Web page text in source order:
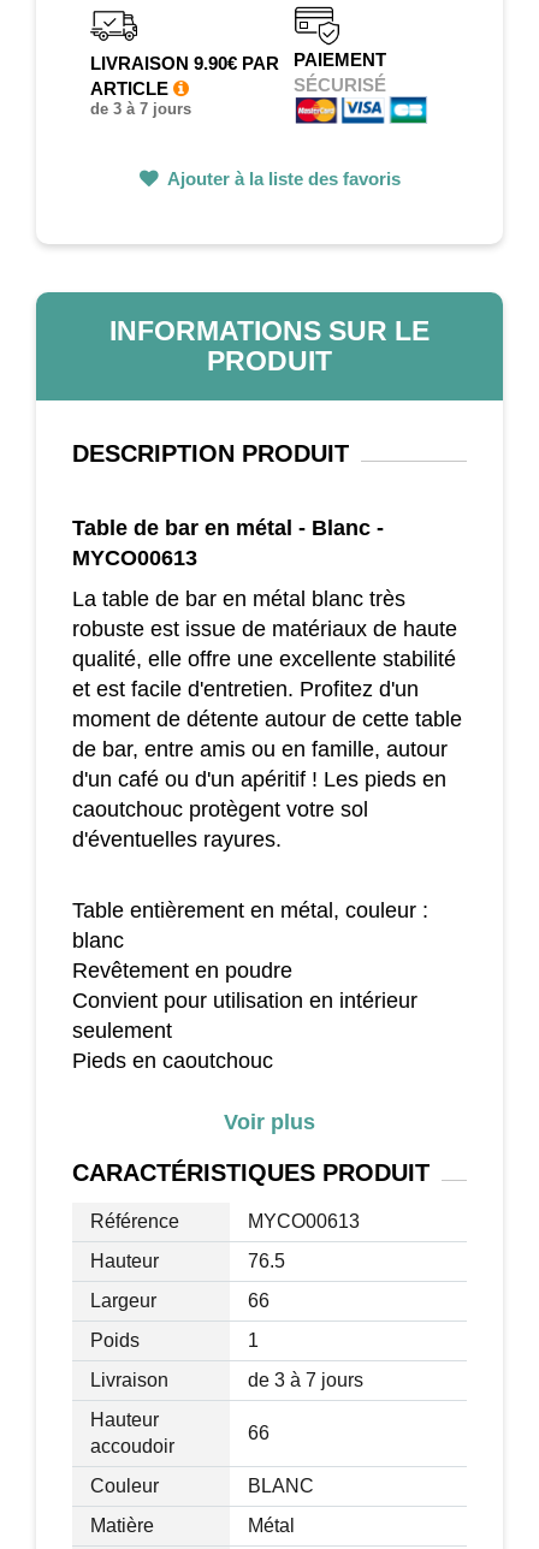
LIVRAISON 9.90€ PAR
ARTICLE
de 3 à 7 jours
PAIEMENT
SÉCURISÉ
Ajouter à la liste des favoris
INFORMATIONS SUR LE
PRODUIT
DESCRIPTION PRODUIT
Table de bar en métal - Blanc -
MYCO00613
La table de bar en métal blanc très
robuste est issue de matériaux de haute
qualité, elle offre une excellente stabilité
et est facile d'entretien. Profitez d'un
moment de détente autour de cette table
de bar, entre amis ou en famille, autour
d'un café ou d'un apéritif ! Les pieds en
caoutchouc protègent votre sol
d'éventuelles rayures.
Table entièrement en métal, couleur :
blanc
Revêtement en poudre
Convient pour utilisation en intérieur
seulement
Pieds en caoutchouc
Montage très simple
Dimensions approximatives :
Hauteur totale : 76,5 cm
Surface de la table : 66x66 cm
Largeur des pieds : 78,5x78,5 cm
Poids : 10 kg
Voir plus
CARACTÉRISTIQUES PRODUIT
Référence
MYCO00613
Hauteur
76.5
Largeur
66
Poids
1
Livraison
de 3 à 7 jours
Hauteur
accoudoir
66
Couleur
BLANC
Matière
Métal